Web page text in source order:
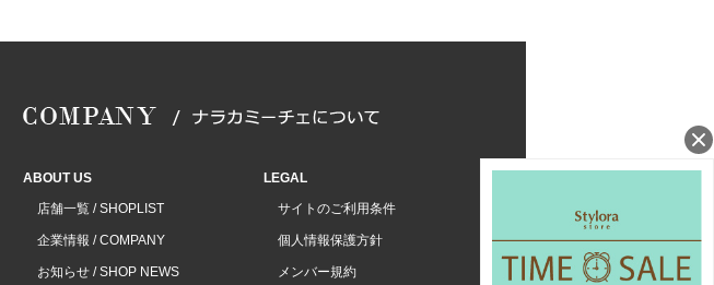
ABOUT US
店舗一覧 / SHOPLIST
企業情報 / COMPANY
お知らせ / SHOP NEWS
LEGAL
サイトのご利用条件
個人情報保護方針
メンバー規約